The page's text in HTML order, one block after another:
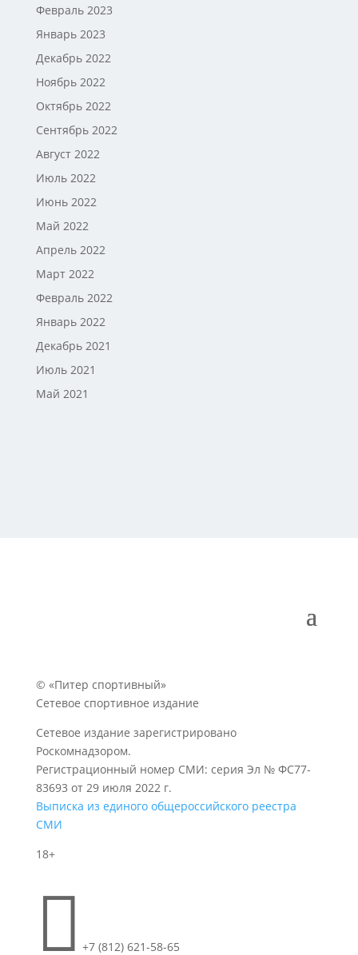
Февраль 2023
Январь 2023
Декабрь 2022
Ноябрь 2022
Октябрь 2022
Сентябрь 2022
Август 2022
Июль 2022
Июнь 2022
Май 2022
Апрель 2022
Март 2022
Февраль 2022
Январь 2022
Декабрь 2021
Июль 2021
Май 2021
© «Питер спортивный»
Сетевое спортивное издание
Сетевое издание зарегистрировано
Роскомнадзором.
Регистрационный номер СМИ: серия Эл № ФС77-
83693 от 29 июля 2022 г.
Выписка из единого общероссийского реестра
СМИ
18+
 +7 (812) 621-58-65